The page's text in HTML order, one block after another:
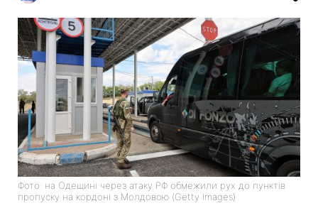
Фото: на Одещині через атаку РФ обмежили рух до пунктів
пропуску на кордоні з Молдовою (Getty Images)